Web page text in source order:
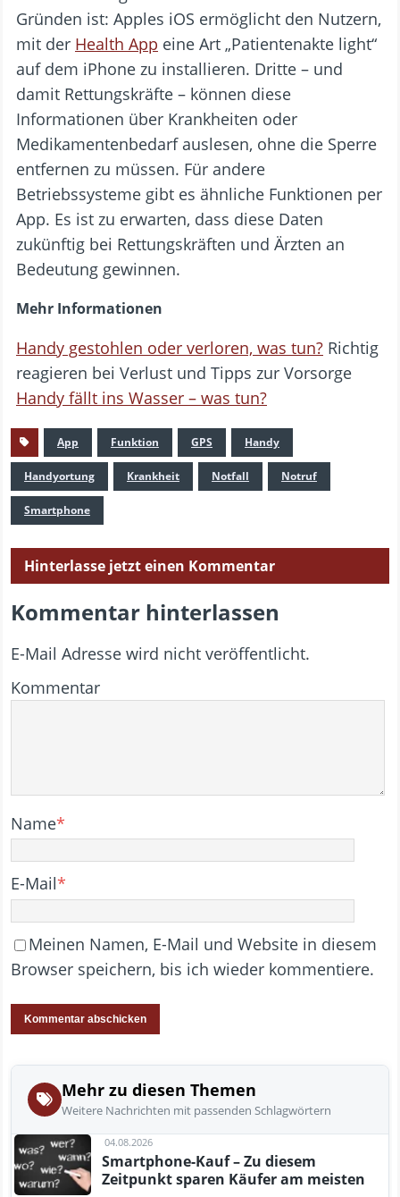
Gründen ist: Apples iOS ermöglicht den Nutzern,
mit der Health App eine Art „Patientenakte light“
auf dem iPhone zu installieren. Dritte – und
damit Rettungskräfte – können diese
Informationen über Krankheiten oder
Medikamentenbedarf auslesen, ohne die Sperre
entfernen zu müssen. Für andere
Betriebssysteme gibt es ähnliche Funktionen per
App. Es ist zu erwarten, dass diese Daten
zukünftig bei Rettungskräften und Ärzten an
Bedeutung gewinnen.
Mehr Informationen
Handy gestohlen oder verloren, was tun? Richtig
reagieren bei Verlust und Tipps zur Vorsorge
Handy fällt ins Wasser – was tun?
App Funktion GPS Handy
Handyortung Krankheit Notfall Notruf
Smartphone
Hinterlasse jetzt einen Kommentar
Kommentar hinterlassen
E-Mail Adresse wird nicht veröffentlicht.
Kommentar
Name*
E-Mail*
Meinen Namen, E-Mail und Website in diesem
Browser speichern, bis ich wieder kommentiere.
Mehr zu diesen Themen
Weitere Nachrichten mit passenden Schlagwörtern
04.08.2026
Smartphone-Kauf – Zu diesem
Zeitpunkt sparen Käufer am meisten